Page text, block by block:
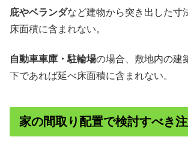
庇やベランダなど建物から突き出した寸
床面積に含まれない。
自動車車庫・駐輪場の場合、敷地内の建
下であれば延べ床面積に含まれない。
家の間取り配置で検討すべき